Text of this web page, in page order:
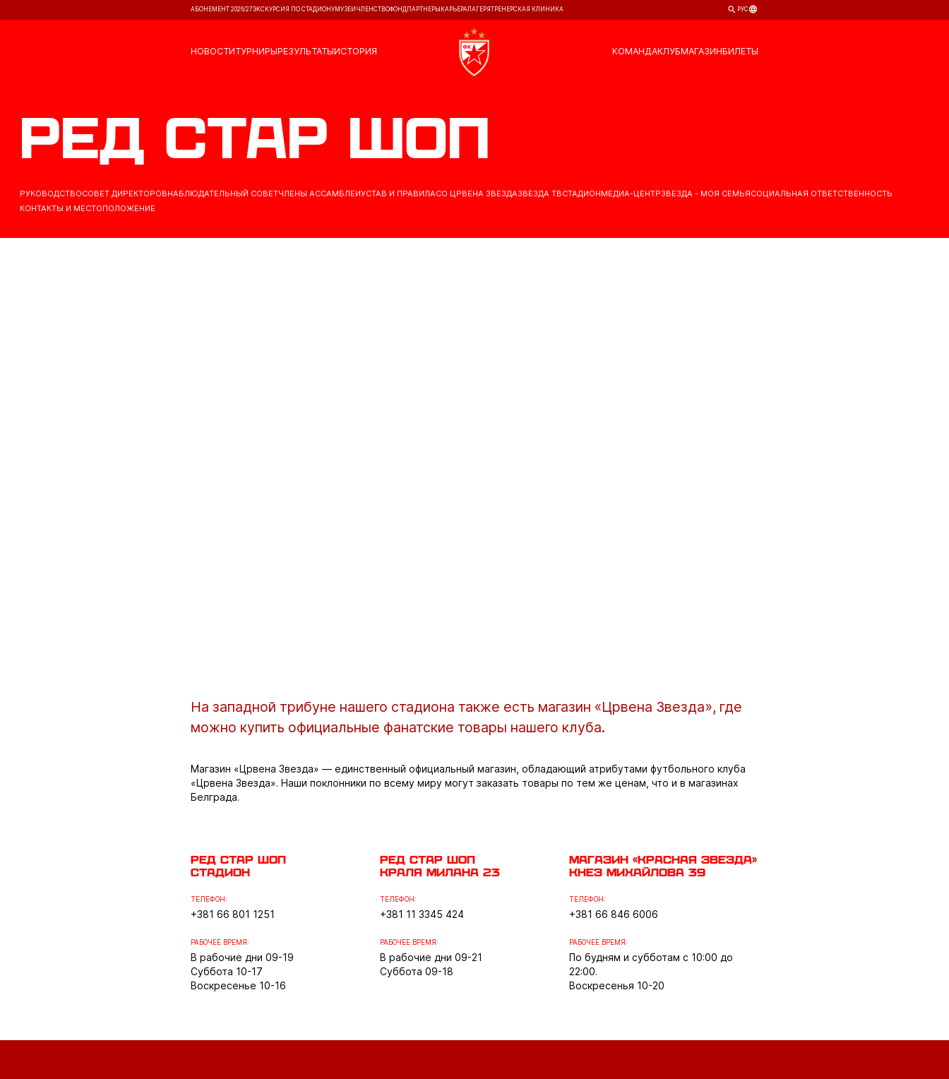
АБОНЕМЕНТ 2026/27ЭКСКУРСИЯ ПО СТАДИОНУМУЗЕЙ ЧЛЕНСТВОФОНД ПАРТНЕРЫ КАРЬЕРАЛАГЕРЯТРЕНЕРСКАЯ КЛИНИКА РУС
НОВОСТИТУРНИРЫРЕЗУЛЬТАТЫИСТОРИЯ КОМАНДАКЛУБМАГАЗИНБИЛЕТЫ
Ред Стар шоп
РУКОВОДСТВОСОВЕТ ДИРЕКТОРОВНАБЛЮДАТЕЛЬНЫЙ СОВЕТЧЛЕНЫ АССАМБЛЕИУСТАВ И ПРАВИЛАСО ЦРВЕНА ЗВЕЗДАЗВЕЗДА ТВСТАДИОНМЕДИА-ЦЕНТРЗВЕЗДА - МОЯ СЕМЬЯСОЦИАЛЬНАЯ ОТВЕТСТВЕННОСТЬ
КОНТАКТЫ И МЕСТОПОЛОЖЕНИЕ
На западной трибуне нашего стадиона также есть магазин «Црвена Звезда», где
можно купить официальные фанатские товары нашего клуба.
Магазин «Црвена Звезда» — единственный официальный магазин, обладающий атрибутами футбольного клуба
«Црвена Звезда». Наши поклонники по всему миру могут заказать товары по тем же ценам, что и в магазинах
Белграда.
Ред Стар шоп
стадион
ТЕЛЕФОН:
+381 66 801 1251
РАБОЧЕЕ ВРЕМЯ:
В рабочие дни 09-19
Суббота 10-17
Воскресенье 10-16
Ред Стар шоп
Краля Милана 23
ТЕЛЕФОН:
+381 11 3345 424
РАБОЧЕЕ ВРЕМЯ:
В рабочие дни 09-21
Суббота 09-18
Магазин «Красная звезда»
Кнез Михайлова 39
ТЕЛЕФОН:
+381 66 846 6006
РАБОЧЕЕ ВРЕМЯ:
По будням и субботам с 10:00 до
22:00.
Воскресенья 10-20